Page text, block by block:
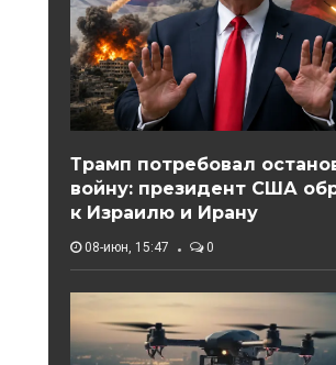
Трамп потребовал
войну: президент США
к Израилю и Ирану
08-июн, 15:47 0